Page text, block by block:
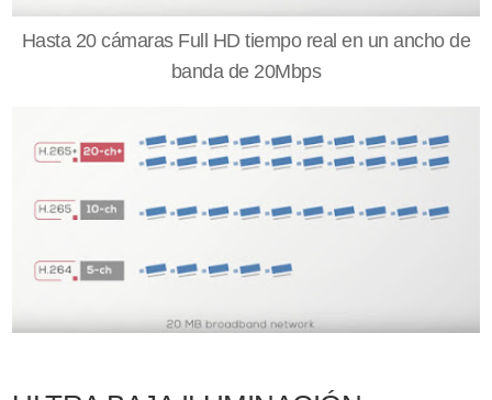
Hasta 20 cámaras Full HD tiempo real en un ancho de
banda de 20Mbps